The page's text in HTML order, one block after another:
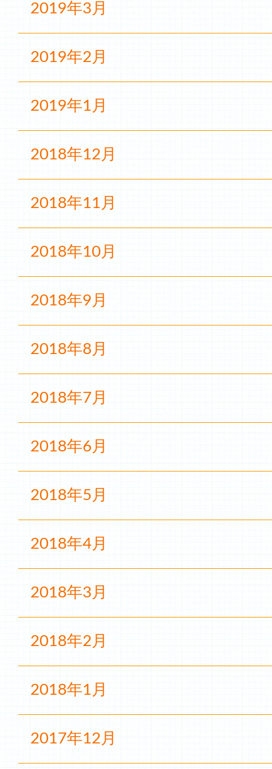
2019年3月
2019年2月
2019年1月
2018年12月
2018年11月
2018年10月
2018年9月
2018年8月
2018年7月
2018年6月
2018年5月
2018年4月
2018年3月
2018年2月
2018年1月
2017年12月